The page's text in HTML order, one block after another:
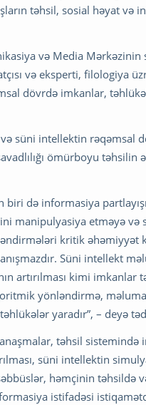
təhsil, sosial həyat
və Media Mərkəzinin
və eksperti, filologiya
dövrdə imkanlar,
və süni intellektin
ömürboyu təhsilin
biri də informasiya
manipulyasiya etməyə və
kritik əhəmiyyət
Süni intellekt
artırılması kimi
yönləndirmə,
yaradır”, – deyə
təhsil sistemində
süni intellektin
həmçinin təhsildə
istifadəsi